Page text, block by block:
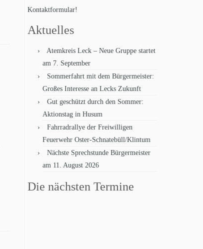
Kontaktformular!
Aktuelles
Atemkreis Leck – Neue Gruppe startet
am 7. September
Sommerfahrt mit dem Bürgermeister:
Großes Interesse an Lecks Zukunft
Gut geschützt durch den Sommer:
Aktionstag in Husum
Fahrradrallye der Freiwilligen
Feuerwehr Oster-Schnatebüll/Klintum
Nächste Sprechstunde Bürgermeister
am 11. August 2026
Die nächsten Termine